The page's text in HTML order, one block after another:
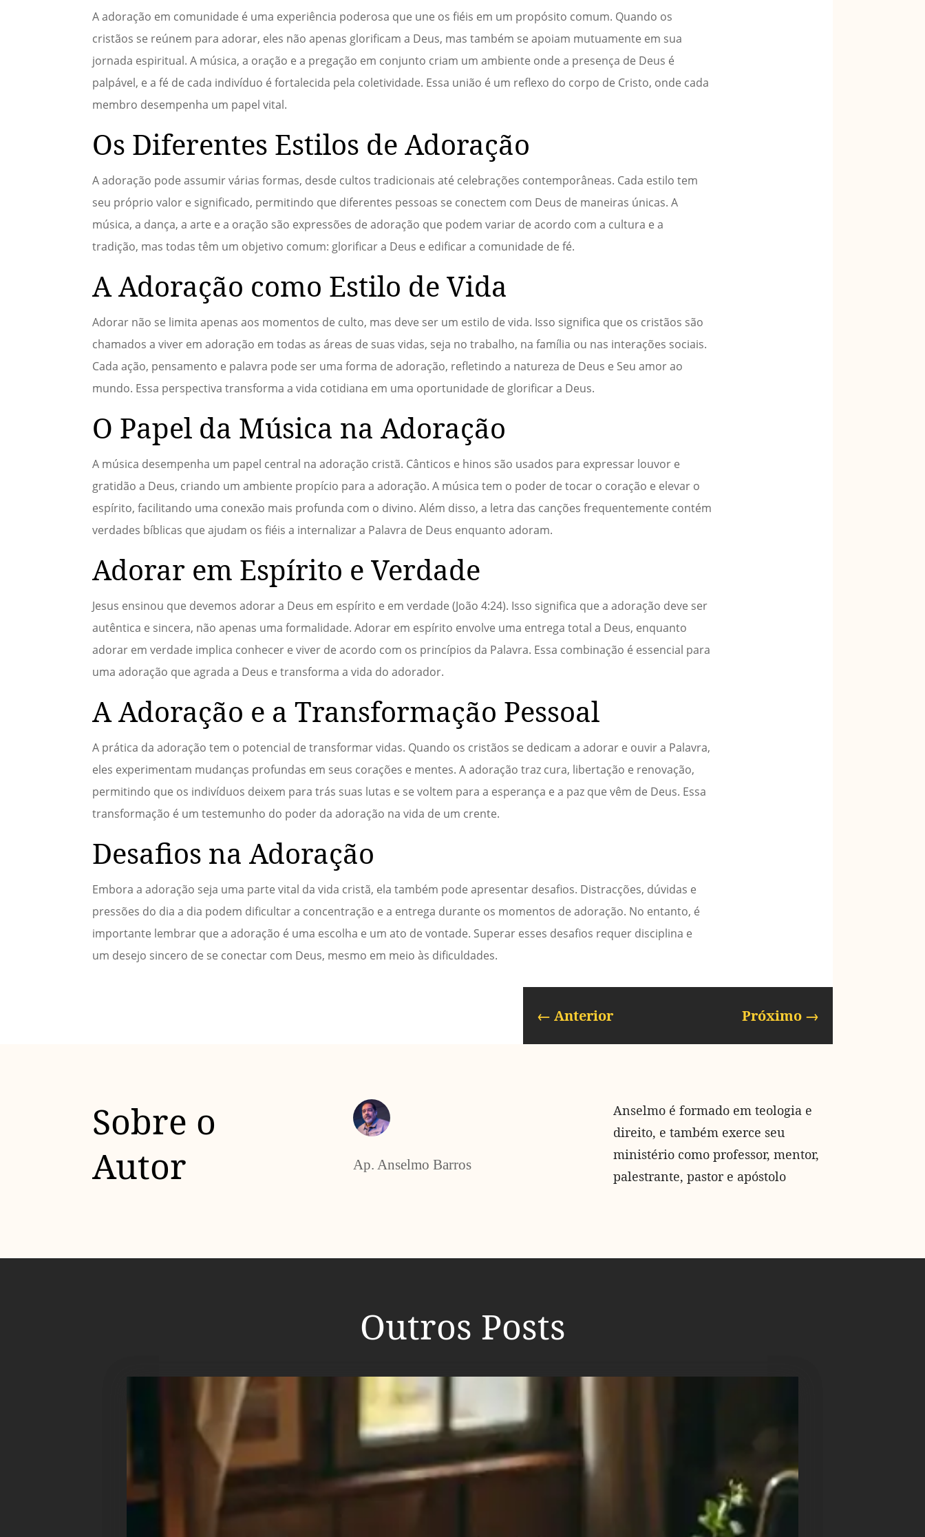
A adoração em comunidade é uma experiência poderosa que une os fiéis em um propósito comum. Quando os
cristãos se reúnem para adorar, eles não apenas glorificam a Deus, mas também se apoiam mutuamente em sua
jornada espiritual. A música, a oração e a pregação em conjunto criam um ambiente onde a presença de Deus é
palpável, e a fé de cada indivíduo é fortalecida pela coletividade. Essa união é um reflexo do corpo de Cristo, onde cada
membro desempenha um papel vital.
Os Diferentes Estilos de Adoração
A adoração pode assumir várias formas, desde cultos tradicionais até celebrações contemporâneas. Cada estilo tem
seu próprio valor e significado, permitindo que diferentes pessoas se conectem com Deus de maneiras únicas. A
música, a dança, a arte e a oração são expressões de adoração que podem variar de acordo com a cultura e a
tradição, mas todas têm um objetivo comum: glorificar a Deus e edificar a comunidade de fé.
A Adoração como Estilo de Vida
Adorar não se limita apenas aos momentos de culto, mas deve ser um estilo de vida. Isso significa que os cristãos são
chamados a viver em adoração em todas as áreas de suas vidas, seja no trabalho, na família ou nas interações sociais.
Cada ação, pensamento e palavra pode ser uma forma de adoração, refletindo a natureza de Deus e Seu amor ao
mundo. Essa perspectiva transforma a vida cotidiana em uma oportunidade de glorificar a Deus.
O Papel da Música na Adoração
A música desempenha um papel central na adoração cristã. Cânticos e hinos são usados para expressar louvor e
gratidão a Deus, criando um ambiente propício para a adoração. A música tem o poder de tocar o coração e elevar o
espírito, facilitando uma conexão mais profunda com o divino. Além disso, a letra das canções frequentemente contém
verdades bíblicas que ajudam os fiéis a internalizar a Palavra de Deus enquanto adoram.
Adorar em Espírito e Verdade
Jesus ensinou que devemos adorar a Deus em espírito e em verdade (João 4:24). Isso significa que a adoração deve ser
autêntica e sincera, não apenas uma formalidade. Adorar em espírito envolve uma entrega total a Deus, enquanto
adorar em verdade implica conhecer e viver de acordo com os princípios da Palavra. Essa combinação é essencial para
uma adoração que agrada a Deus e transforma a vida do adorador.
A Adoração e a Transformação Pessoal
A prática da adoração tem o potencial de transformar vidas. Quando os cristãos se dedicam a adorar e ouvir a Palavra,
eles experimentam mudanças profundas em seus corações e mentes. A adoração traz cura, libertação e renovação,
permitindo que os indivíduos deixem para trás suas lutas e se voltem para a esperança e a paz que vêm de Deus. Essa
transformação é um testemunho do poder da adoração na vida de um crente.
Desafios na Adoração
Embora a adoração seja uma parte vital da vida cristã, ela também pode apresentar desafios. Distracções, dúvidas e
pressões do dia a dia podem dificultar a concentração e a entrega durante os momentos de adoração. No entanto, é
importante lembrar que a adoração é uma escolha e um ato de vontade. Superar esses desafios requer disciplina e
um desejo sincero de se conectar com Deus, mesmo em meio às dificuldades.
← Anterior Próximo→
Sobre o
Autor
Ap. Anselmo Barros
Anselmo é formado em teologia e
direito, e também exerce seu
ministério como professor, mentor,
palestrante, pastor e apóstolo
Outros Posts